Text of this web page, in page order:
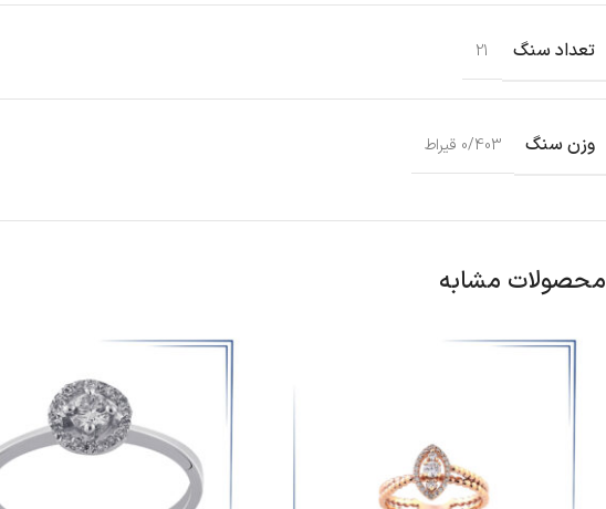
تعداد سنگ 21
وزن سنگ 0/403 قیراط
محصولات مشابه